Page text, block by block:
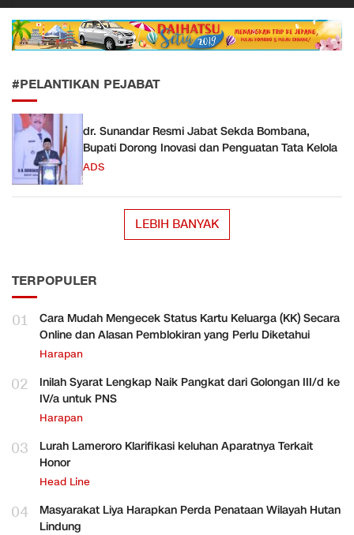
#PELANTIKAN PEJABAT
dr. Sunandar Resmi Jabat Sekda Bombana,
Bupati Dorong Inovasi dan Penguatan Tata Kelola
ADS
LEBIH BANYAK
TERPOPULER
01
Cara Mudah Mengecek Status Kartu Keluarga (KK) Secara
Online dan Alasan Pemblokiran yang Perlu Diketahui
Harapan
02
Inilah Syarat Lengkap Naik Pangkat dari Golongan III/d ke
IV/a untuk PNS
Harapan
03
Lurah Lameroro Klarifikasi keluhan Aparatnya Terkait
Honor
Head Line
04
Masyarakat Liya Harapkan Perda Penataan Wilayah Hutan
Lindung